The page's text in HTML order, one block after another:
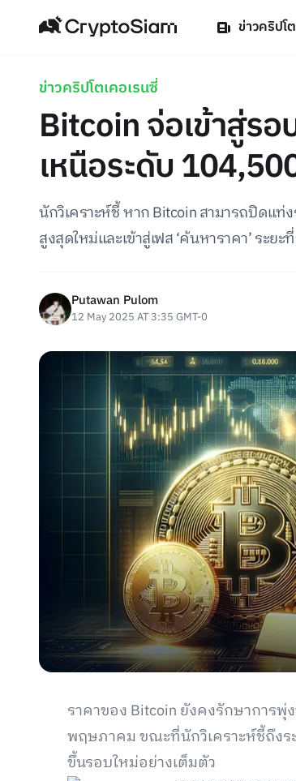
ข่าวคริปโ
ข่าวคริปโตเคอเรนซี่
Bitcoin จ่อเข้าสู่ร
เหนือระดับ
นักวิเคราะห์ชี้ หาก Bitcoin สามารถปิดแ
สูงสุดใหม่และเข้าสู่เฟส ‘ค้นหาราคา’ ระย
Putawan Pulom
12 May 2025 AT 3:35 GMT-0
ราคาของ Bitcoin ยังคงรักษาการ
พฤษภาคม ขณะที่นักวิเคราะห์ชี้ถึงร
ขึ้นรอบใหม่อย่างเต็มตัว